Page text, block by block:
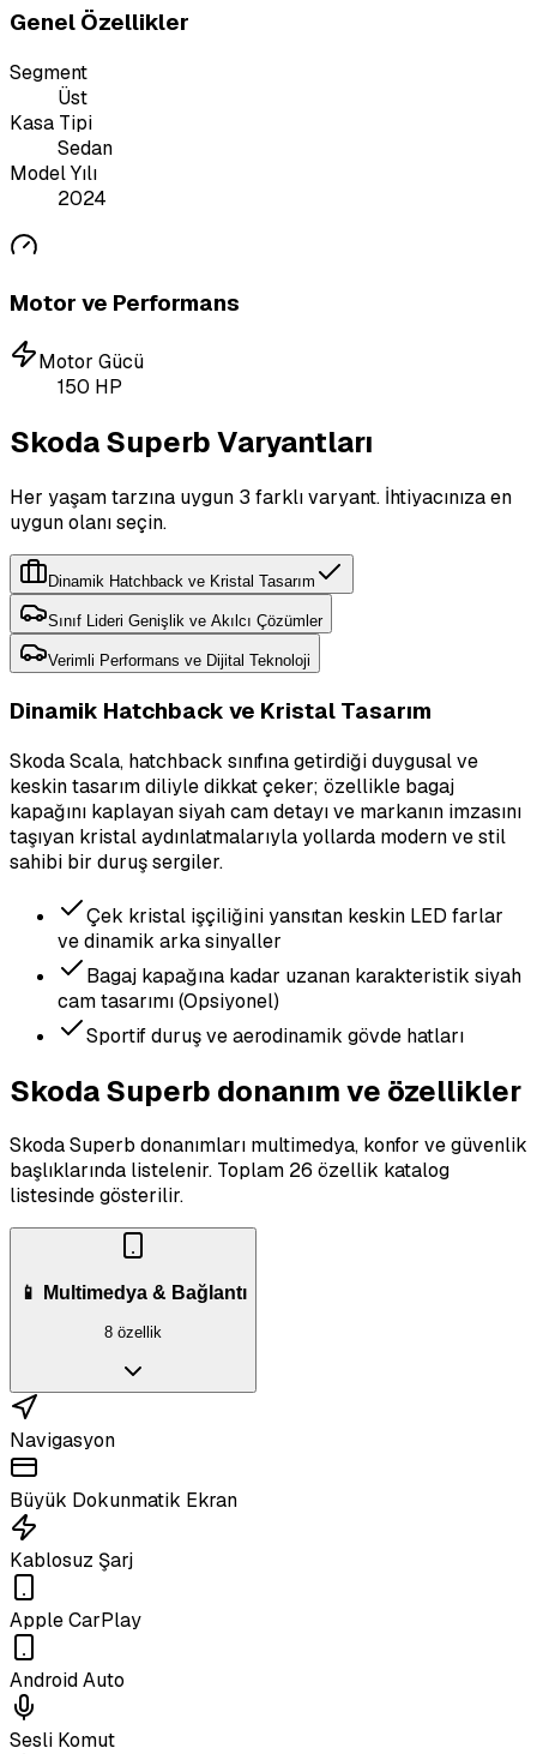
Genel Özellikler
Segment
Üst
Kasa Tipi
Sedan
Model Yılı
2024
Motor ve Performans
Motor Gücü
150 HP
Skoda Superb Varyantları
Her yaşam tarzına uygun 3 farklı varyant. İhtiyacınıza en
uygun olanı seçin.
Dinamik Hatchback ve Kristal Tasarım
Sınıf Lideri Genişlik ve Akılcı Çözümler
Verimli Performans ve Dijital Teknoloji
Dinamik Hatchback ve Kristal Tasarım
Skoda Scala, hatchback sınıfına getirdiği duygusal ve
keskin tasarım diliyle dikkat çeker; özellikle bagaj
kapağını kaplayan siyah cam detayı ve markanın imzasını
taşıyan kristal aydınlatmalarıyla yollarda modern ve stil
sahibi bir duruş sergiler.
Çek kristal işçiliğini yansıtan keskin LED farlar
ve dinamik arka sinyaller
Bagaj kapağına kadar uzanan karakteristik siyah
cam tasarımı (Opsiyonel)
Sportif duruş ve aerodinamik gövde hatları
Skoda Superb donanım ve özellikler
Skoda Superb donanımları multimedya, konfor ve güvenlik
başlıklarında listelenir. Toplam 26 özellik katalog
listesinde gösterilir.
📱 Multimedya & Bağlantı
8 özellik
Navigasyon
Büyük Dokunmatik Ekran
Kablosuz Şarj
Apple CarPlay
Android Auto
Sesli Komut